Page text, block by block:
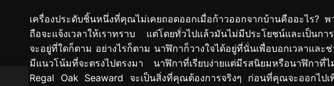
เครื่องประดับชิ้นหนึ่งที่คุณไม่เคยถอดออกเมื่อก้าวออกจากบ้านคืออะไร?
ถือจะแจ้งเวลาให้เราทราบ แต่โดยทั่วไปแล้วมันไม่มีประโยชน์และเป็นกา
จะอยู่ที่ใดก็ตาม อย่างไรก็ตาม นาฬิกาก็วางใจได้อยู่ที่นั่นเพื่อบอกเวลาแล
มีแนวโน้มที่จะตรงไปตรงมา นาฬิกาที่เรียบง่ายแต่มีรสนิยมหรือนาฬิกา
Regal Oak Seaward จะเป็นสิ่งที่คุณต้องการจริงๆ ก่อนที่คุณจะออกไปเ